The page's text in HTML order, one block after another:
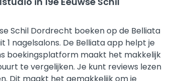
Schil Dordrecht boeken op de Belliata
1 nagelsalons. De Belliata app helpt je
boekingsplatform maakt het makkelijk
te vergelijken. Je kunt reviews lezen